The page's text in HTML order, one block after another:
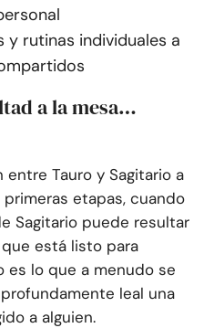
rutinas individuales a
a la mesa…
Tauro y Sagitario a
etapas, cuando
Sagitario puede resultar
está listo para
es lo que a menudo se
leal una
a alguien.